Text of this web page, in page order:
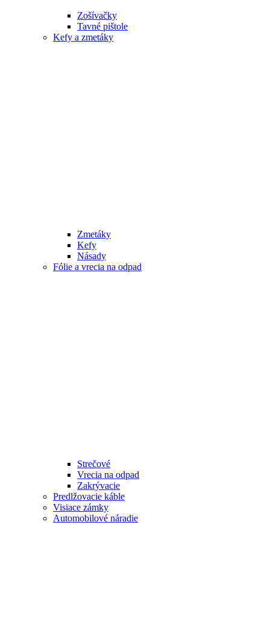
Zošívačky
Tavné pištole
Kefy a zmetáky
Zmetáky
Kefy
Násady
Fólie a vrecia na odpad
Strečové
Vrecia na odpad
Zakrývacie
Predlžovacie káble
Visiace zámky
Automobilové náradie